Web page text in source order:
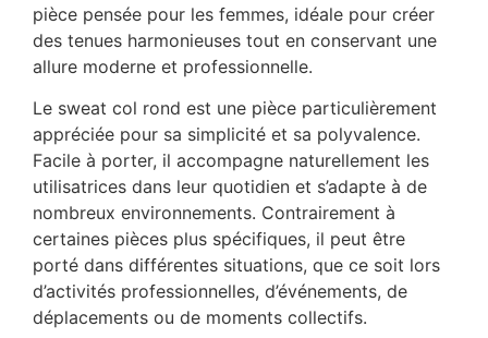
pièce pensée pour les femmes, idéale pour créer
des tenues harmonieuses tout en conservant une
allure moderne et professionnelle.
Le sweat col rond est une pièce particulièrement
appréciée pour sa simplicité et sa polyvalence.
Facile à porter, il accompagne naturellement les
utilisatrices dans leur quotidien et s’adapte à de
nombreux environnements. Contrairement à
certaines pièces plus spécifiques, il peut être
porté dans différentes situations, que ce soit lors
d’activités professionnelles, d’événements, de
déplacements ou de moments collectifs.